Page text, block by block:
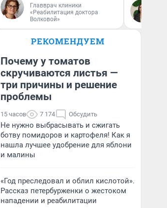
Главврач клиники
«Реабилитация доктора
Волковой»
РЕКОМЕНДУЕМ
Почему у томатов
скручиваются листья —
три причины и решение
проблемы
15 часов 7 174 Обсудить
Не нужно выбрасывать и сжигать
ботву помидоров и картофеля! Как я
нашла лучшее удобрение для яблони
и малины
«Год преследовал и облил кислотой».
Рассказ петербурженки о жестоком
нападении и реабилитации